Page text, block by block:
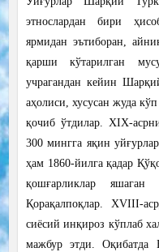
этнослардан бири
ярмидан эътиборан,
қарши кўтарилган
учрагандан кейин
аҳолиси, хусусан жуда
қочиб ўтдилар. XIX-
300 мингга яқин
ҳам 1860-йилга қадар
қошғарликлар
Қорақалпоқлар. XVIII-
сиёсий инқироз кўплаб
мажбур этди. Оқибатда